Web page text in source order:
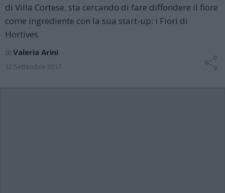
di Villa Cortese, sta cercando di fare diffondere il fiore
come ingrediente con la sua start-up: i Fiori di
Hortives
di Valeria Arini
12 Settembre 2017